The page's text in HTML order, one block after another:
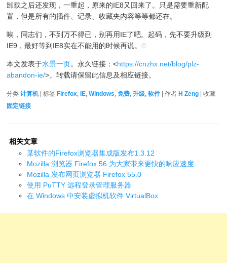
卸载之后还发现，一重起，原来的IE8又回来了。只是需要重新配
置，但是所有的插件、记录、收藏夹内容等等都还在。
唉，同志们，不到万不得已，别再用IE了吧。起码，先不要升级到
IE9，最好等到IE8实在不能用的时候再说。©
本文发表于水景一页。永久链接：<https://cnzhx.net/blog/plz-
abandon-ie/>。转载请保留此信息及相应链接。
分类计算机| 标签 Firefox, IE,Windows,免费,升级,软件 | 作者 H Zeng | 收藏
固定链接
相关文章
某软件的Firefox浏览器集成版发布1.3.12
Mozilla 浏览器 Firefox 56 为大家带来更快的响应速度
Mozilla 发布网页浏览器 Firefox 55.0
使用 PuTTY 远程登录管理服务器
在 Windows 中安装虚拟机软件 VirtualBox